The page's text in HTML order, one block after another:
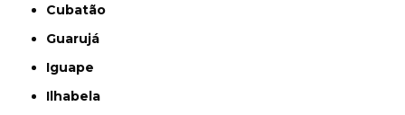
Cubatão
Guarujá
Iguape
Ilhabela